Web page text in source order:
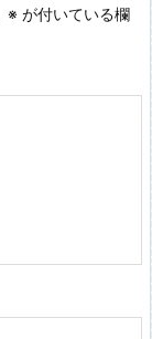
※ が付いている欄